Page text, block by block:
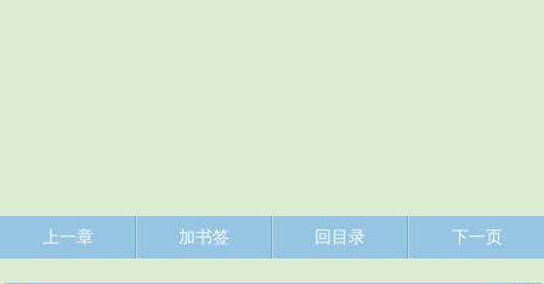
上一章 加书签 回目录 下一页